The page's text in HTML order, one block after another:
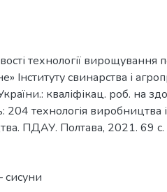
технології вирощування
Інституту свинарства і
кваліфікац. роб. на
204 технологія
ПДАУ. Полтава, 2021. 69 с.
сисуни